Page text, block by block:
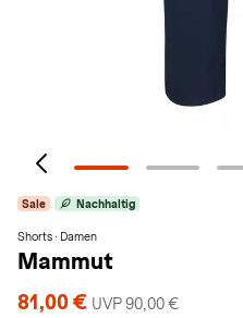
Sale Nachhaltig
Shorts · Damen
Mammut
81,00 € UVP 90,00 €